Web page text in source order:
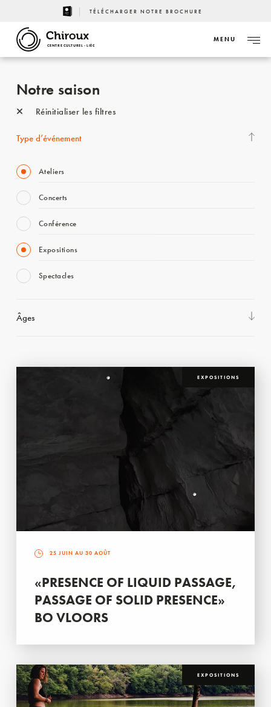
TÉLÉCHARGER NOTRE BROCHURE
CENTRE CULTUREL - LIÈGE
MENU
Notre saison
Réinitialiser les filtres
Type d’événement
Ateliers
Concerts
Conférence
Expositions
Spectacles
Âges
EXPOSITIONS
25 JUIN AU 30 AOÛT
«PRESENCE OF LIQUID PASSAGE,
PASSAGE OF SOLID PRESENCE»
BO VLOORS
EXPOSITIONS